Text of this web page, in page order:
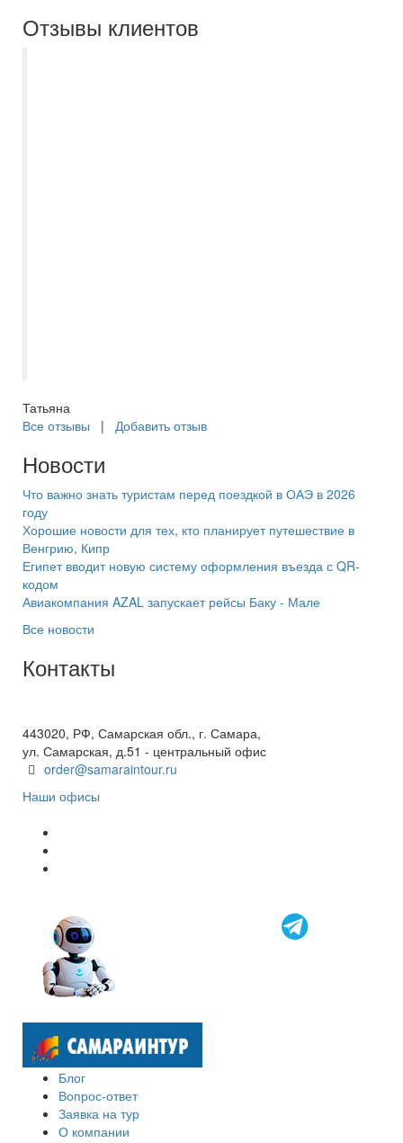
Отзывы клиентов
Татьяна
Все отзывы | Добавить отзыв
Новости
Что важно знать туристам перед поездкой в ОАЭ в 2026
году
Хорошие новости для тех, кто планирует путешествие в
Венгрию, Кипр
Египет вводит новую систему оформления въезда с QR-
кодом
Авиакомпания AZAL запускает рейсы Баку - Мале
Все новости
Контакты
443020, РФ, Самарская обл., г. Самара,
ул. Самарская, д.51 - центральный офис
order@samaraintour.ru
Наши офисы
Блог
Вопрос-ответ
Заявка на тур
О компании